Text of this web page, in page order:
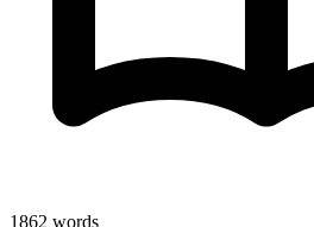
1862 words